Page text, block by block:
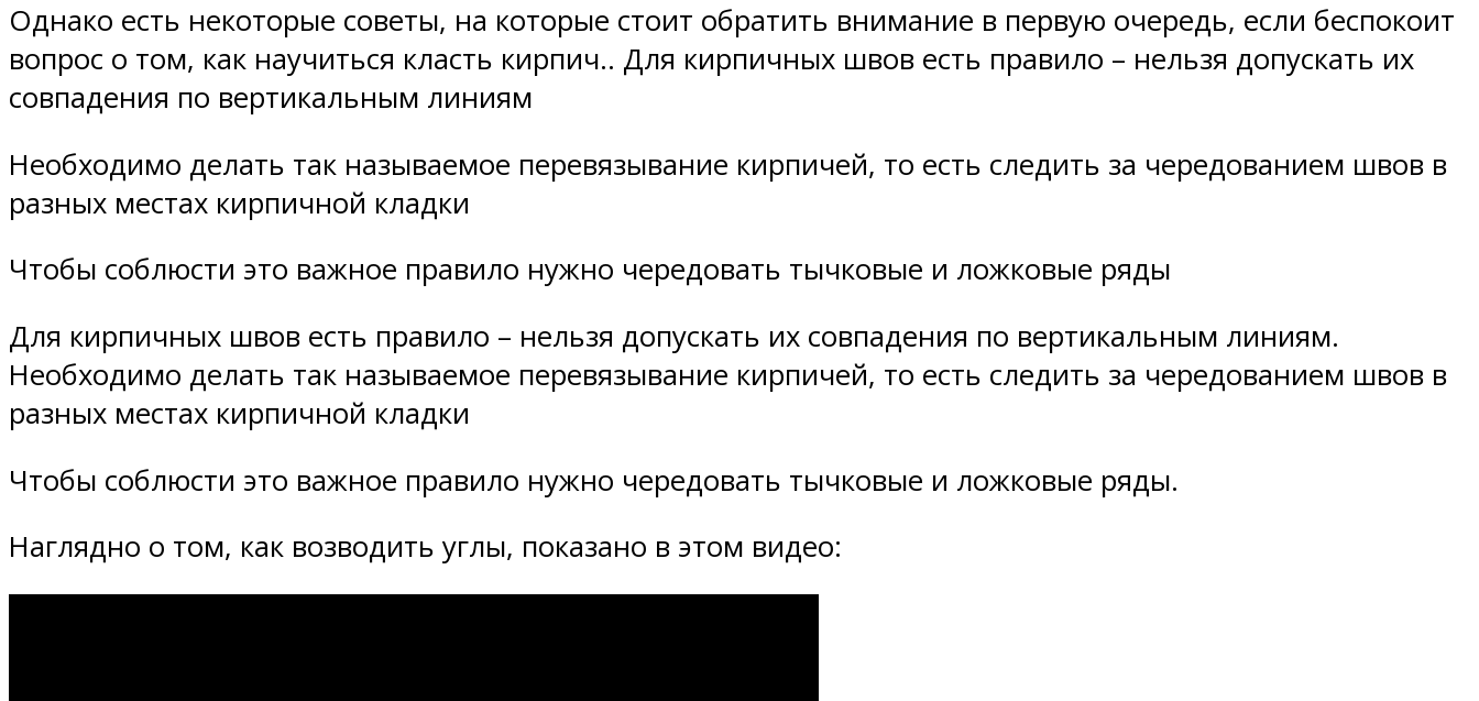
Однако есть некоторые советы, на которые стоит обратить внимание в первую очередь, если беспокоит
вопрос о том, как научиться класть кирпич.. Для кирпичных швов есть правило – нельзя допускать их
совпадения по вертикальным линиям
Необходимо делать так называемое перевязывание кирпичей, то есть следить за чередованием швов в
разных местах кирпичной кладки
Чтобы соблюсти это важное правило нужно чередовать тычковые и ложковые ряды
Для кирпичных швов есть правило – нельзя допускать их совпадения по вертикальным линиям.
Необходимо делать так называемое перевязывание кирпичей, то есть следить за чередованием швов в
разных местах кирпичной кладки
Чтобы соблюсти это важное правило нужно чередовать тычковые и ложковые ряды.
Наглядно о том, как возводить углы, показано в этом видео: